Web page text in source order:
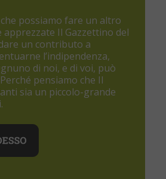
possiamo fare un altro
apprezzate Il Gazzettino del
un contributo a
l’indipendenza,
di noi, e di voi, può
pensiamo che Il
sia un piccolo-grande